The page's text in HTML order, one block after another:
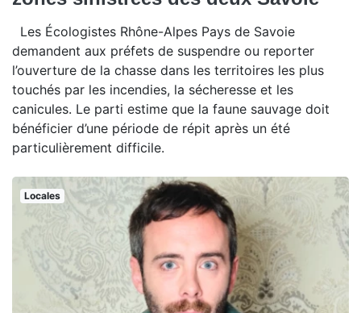
Les Écologistes Rhône-Alpes Pays de Savoie
demandent aux préfets de suspendre ou reporter
l’ouverture de la chasse dans les territoires les plus
touchés par les incendies, la sécheresse et les
canicules. Le parti estime que la faune sauvage doit
bénéficier d’une période de répit après un été
particulièrement difficile.
Locales